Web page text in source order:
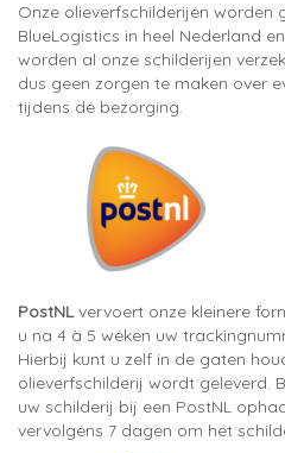
Onze olieverfschilderijen worden
BlueLogistics in heel Nederland
worden al onze schilderijen
dus geen zorgen te maken over
tijdens de bezorging.
PostNLvervoert onze kleinere
u na 4 à 5 weken uw
Hierbij kunt u zelf in de gaten
olieverfschilderij wordt geleverd.
uw schilderij bij een PostNL
vervolgens 7 dagen om het